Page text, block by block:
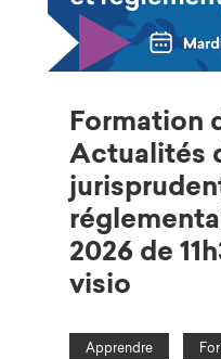
Formation
Actualités
2026 de
visio
Apprendre